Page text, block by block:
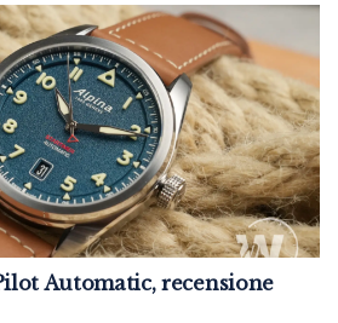
Automatic, recensione